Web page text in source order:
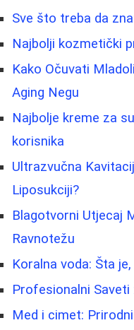
Sve što treba da
Najbolji kozmetički
Kako Očuvati
Aging Negu
Najbolje kreme za
korisnika
Ultrazvučna
Liposukciji?
Blagotvorni Utjecaj
Ravnotežu
Koralna voda: Šta
Profesionalni Saveti
Med i cimet: